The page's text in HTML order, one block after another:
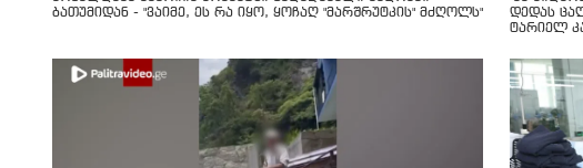
ბათუმიდან - "ვაიმე, ეს რა იყო, ყოჩაღ "მარშრუტკის" მძღოლს"
დედას
ტარიელ